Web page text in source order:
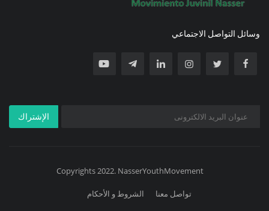
وسائل التواصل الاجتماعي
الإشتراك
Copyrights 2022. NasserYouthMovement
تواصل معنا الشروط و الأحكام